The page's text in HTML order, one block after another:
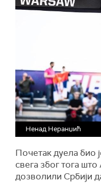
Ненад Неранџић
Почетак дуела био
свега због тога
дозволили Србији